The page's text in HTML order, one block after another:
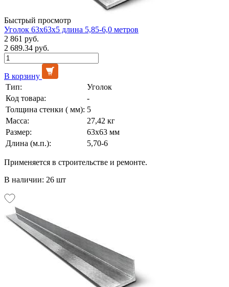
Быстрый просмотр
Уголок 63х63х5 длина 5,85-6,0 метров
2 861 руб.
2 689.34 руб.
В корзину
Тип:
Уголок
Код товара:
-
Толщина стенки ( мм): 5
Масса:
27,42 кг
Размер:
63х63 мм
Длина (м.п.):
5,70-6
Применяется в строительстве и ремонте.
В наличии: 26 шт